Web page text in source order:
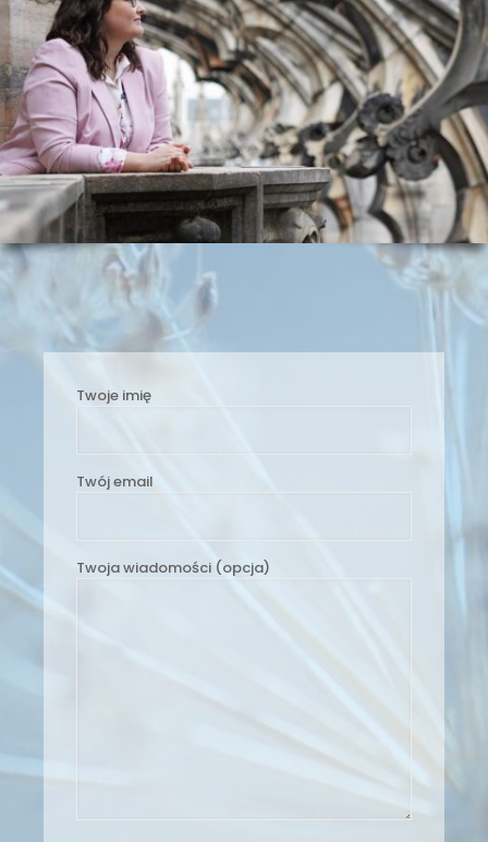
Twoje imię
Twój email
Twoja wiadomości (opcja)